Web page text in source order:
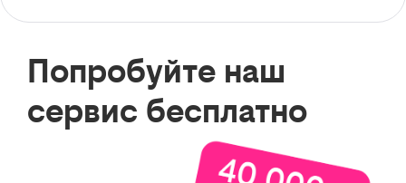
Попробуйте наш
сервис бесплатно